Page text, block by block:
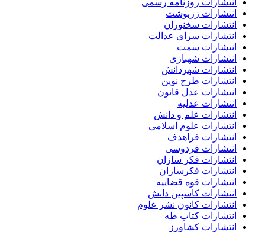
انتشارات روزنامه رسمی
انتشارات زرنوشت
انتشارات سخنوران
انتشارات سرای عدالت
انتشارات سمت
انتشارات شهبازی
انتشارات شهردانش
انتشارات طرح نوین
انتشارات عدل قانون
انتشارات عدلیه
انتشارات علم و دانش
انتشارات علوم اسلامی
انتشارات فراهدف
انتشارات فردوسی
انتشارات فکر سازان
انتشارات فکرسازان
انتشارات قوه قضاییه
انتشارات کاسپین دانش
انتشارات کانون نشر علوم
انتشارات کتاب طه
انتشارات کشاورز